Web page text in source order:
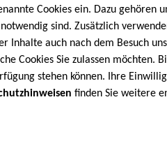
Cookies ein. Dazu gehören
sind. Zusätzlich
Inhalte auch nach dem Besuch
Cookies Sie zulassen möchten.
stehen können. Ihre
finden Sie weitere